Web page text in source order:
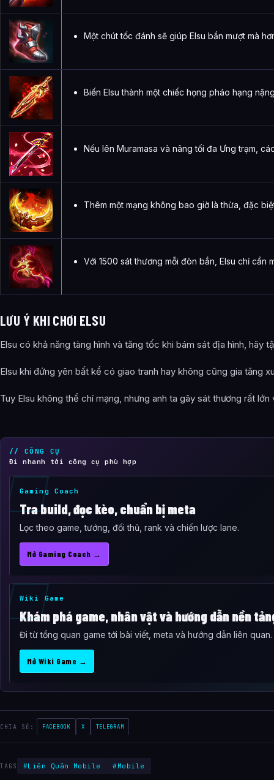
Một chút tốc đánh sẽ giúp Elsu bắn mượt mà
Biến Elsu thành một chiếc họng pháo hạng
Nếu lên Muramasa và nâng tối đa Ưng trạm,
Thêm một mạng không bao giờ là thừa, đặc
Với 1500 sát thương mỗi đòn bắn, Elsu chỉ cần
LƯU Ý KHI CHƠI ELSU
Elsu có khả năng tàng hình và tăng tốc khi bám sát địa hình, hãy
Elsu khi đứng yên bất kể có giao tranh hay không cũng gia tăng
Tuy Elsu không thể chí mạng, nhưng anh ta gây sát thương rất lớn
// CÔNG CỤ
Đi nhanh tới công cụ phù hợp
Gaming Coach
Tra build, đọc kèo, chuẩn bị meta
Lọc theo game, tướng, đối thủ, rank và chiến lược lane.
Mở Gaming Coach →
Wiki Game
Khám phá game, nhân vật và hướng dẫn nền
Đi từ tổng quan game tới bài viết, meta và hướng dẫn liên quan.
Mở Wiki Game →
CHIA SẺ: FACEBOOK X TELEGRAM
TAGS #Liên Quân Mobile #Mobile